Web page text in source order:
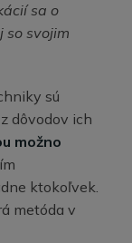
sa o
so svojim
sú
dôvodov ich
možno
ktokoľvek.
metóda v